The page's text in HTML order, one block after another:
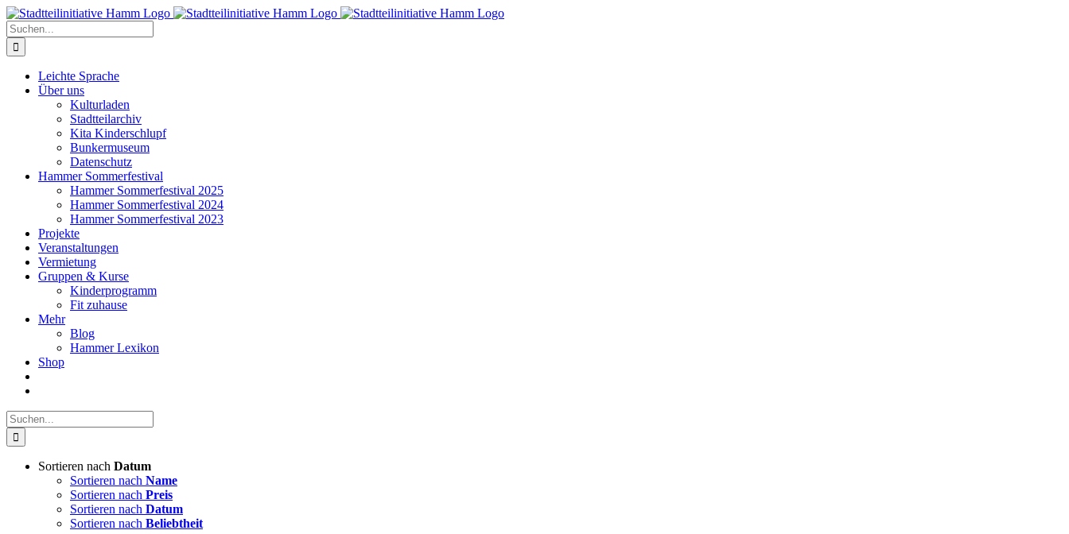
Zum
Inhalt
springen
Suche
nach:
Leichte Sprache
Über uns
Kulturladen
Stadtteilarchiv
Kita Kinderschlupf
Bunkermuseum
Datenschutz
Hammer Sommerfestival
Hammer Sommerfestival 2025
Hammer Sommerfestival 2024
Hammer Sommerfestival 2023
Projekte
Veranstaltungen
Vermietung
Gruppen & Kurse
Kinderprogramm
Fit zuhause
Mehr
Blog
Hammer Lexikon
Shop
Suche
nach:
Sortieren nach Datum
Sortieren nach Name
Sortieren nach Preis
Sortieren nach Datum
Sortieren nach Beliebtheit